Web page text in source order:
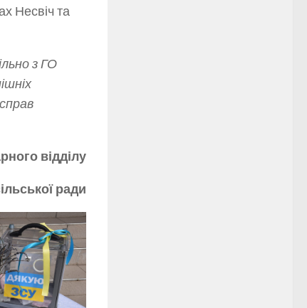
Несвіч та
з ГО
відділу
ради